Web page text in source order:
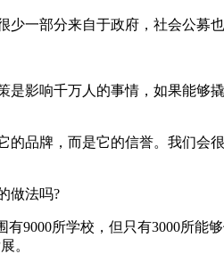
一部分来自于政府，社会公募
影响千万人的事情，如果能
品牌，而是它的信誉。我们
做法吗?
9000所学校，但只有3000所
。